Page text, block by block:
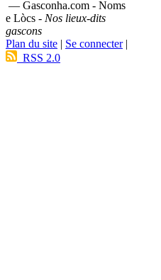
— Gasconha.com - Noms
e Lòcs - Nos lieux-dits
gascons
Plan du site | Se connecter|
RSS 2.0